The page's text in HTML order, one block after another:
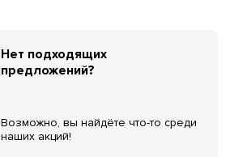
Нет подходящих
предложений?
Возможно, вы найдёте что-то среди
наших акций!